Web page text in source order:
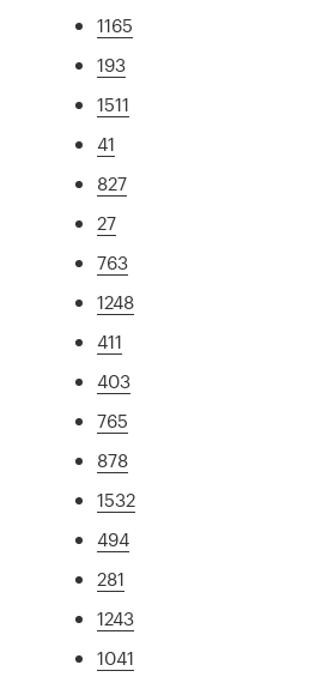
1165
193
1511
41
827
27
763
1248
411
403
765
878
1532
494
281
1243
1041